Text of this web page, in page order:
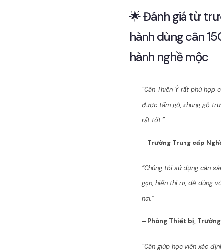
🌟 Đánh giá từ
hành dùng cân
hành nghề mộc
“Cân Thiên Ý rất phù hợp
được tấm gỗ, khung gỗ
rất tốt.”
– Trường Trung cấp
“Chúng tôi sử dụng cân
gọn, hiển thị rõ, dễ dùng
nơi.”
– Phòng Thiết bị,
“Cân giúp học viên xác